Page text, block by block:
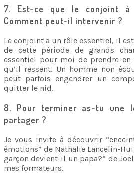
7. Est-ce que le conjoint
Comment peut-il intervenir ?
Le conjoint a un rôle essentiel, il
de cette période de grands
essentiel pour moi de prendre
qu’il ressent. Un homme non
peut parfois engendrer un
quitter le nid.
8. Pour terminer as-tu une
partager ?
Je vous invite à découvrir
émotions” de Nathalie Lancelin-
garçon devient-il un papa?” de
mes formateurs.